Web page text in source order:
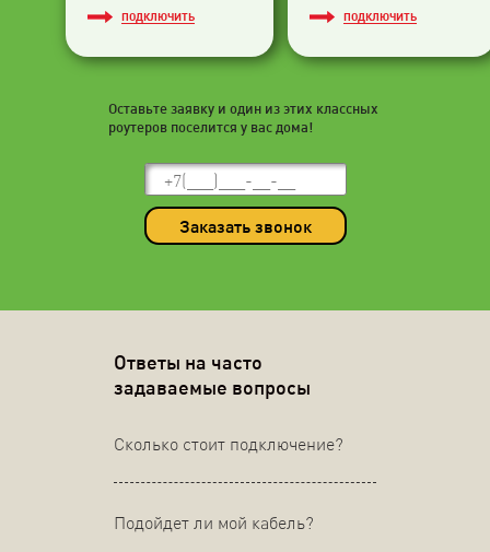
ПОДКЛЮЧИТЬ ПОДКЛЮЧИТЬ
Оставьте заявку и один из этих классных
роутеров поселится у вас дома!
Заказать звонок
Ответы на часто
задаваемые вопросы
Сколько стоит подключение?
Подойдет ли мой кабель?